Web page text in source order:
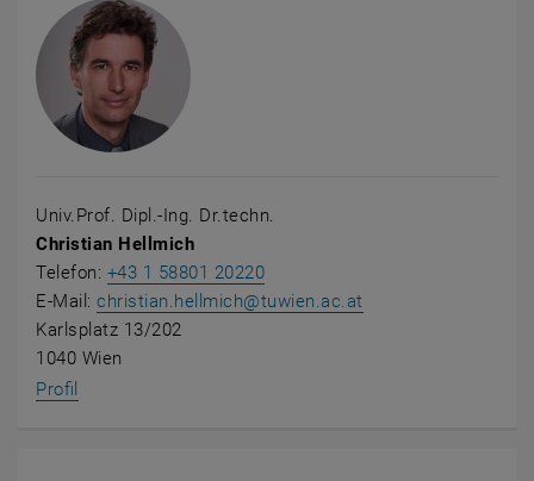
Univ.Prof. Dipl.-Ing. Dr.techn.
Christian Hellmich
Telefon: +43 1 58801 20220
E-Mail:christian.hellmich@tuwien.ac.at
Karlsplatz 13/202
1040 Wien
Profil